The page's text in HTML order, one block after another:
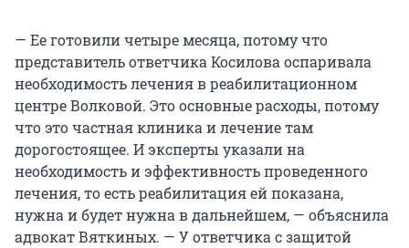
— Ее готовили четыре месяца, потому что
представитель ответчика Косилова оспаривала
необходимость лечения в реабилитационном
центре Волковой. Это основные расходы, потому
что это частная клиника и лечение там
дорогостоящее. И эксперты указали на
необходимость и эффективность проведенного
лечения, то есть реабилитация ей показана,
нужна и будет нужна в дальнейшем, — объяснила
адвокат Вяткиных. — У ответчика с защитой